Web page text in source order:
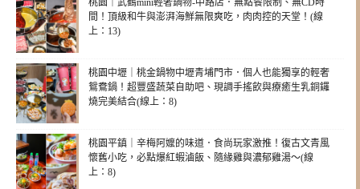
桃園｜武鶴mini輕奢鍋物-中路店．無點餐限制、無CD時
間！頂級和牛與澎湃海鮮無限爽吃，肉肉控的天堂！(線
上：13)
桃園中壢｜桃金鍋物中壢青埔門市．個人也能獨享的輕奢
鴛鴦鍋！超豐盛蔬菜自助吧、現調手搖飲與療癒生乳銅鑼
燒完美結合(線上：8)
桃園平鎮｜辛梅阿嬤的味道．食尚玩家激推！復古文青風
懷舊小吃，必點爆紅蝦滷飯、隨緣雞與濃郁雞湯～(線
上：8)